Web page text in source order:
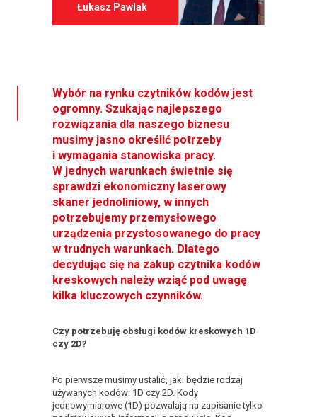
Łukasz Pawlak
Wybór na rynku czytników kodów jest
ogromny. Szukając najlepszego
rozwiązania dla naszego biznesu
musimy jasno określić potrzeby
i wymagania stanowiska pracy.
W jednych warunkach świetnie się
sprawdzi ekonomiczny laserowy
skaner jednoliniowy, w innych
potrzebujemy przemysłowego
urządzenia przystosowanego do pracy
w trudnych warunkach. Dlatego
decydując się na zakup czytnika kodów
kreskowych należy wziąć pod uwagę
kilka kluczowych czynników.
Czy potrzebuję obsługi kodów kreskowych 1D
czy 2D?
Po pierwsze musimy ustalić, jaki będzie rodzaj
używanych kodów: 1D czy 2D. Kody
jednowymiarowe (1D) pozwalają na zapisanie tylko